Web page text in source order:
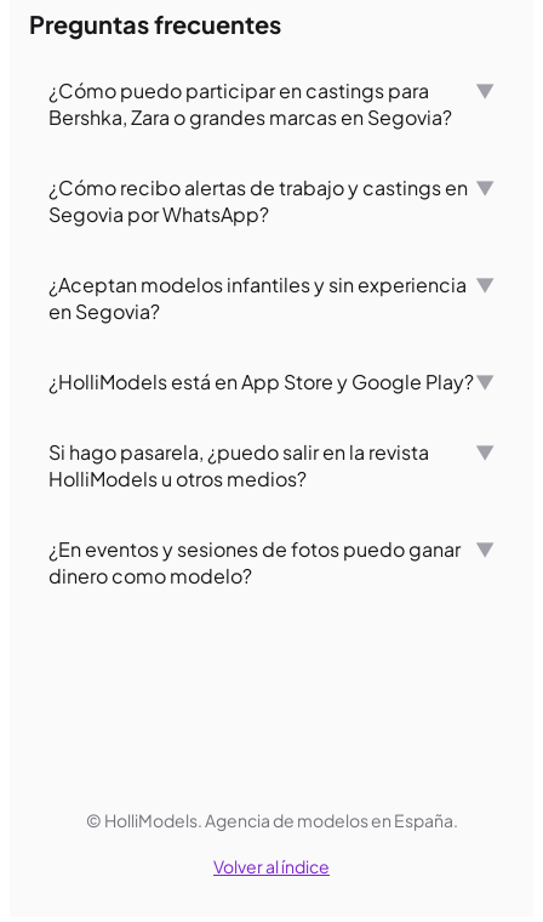
Preguntas frecuentes
¿Cómo puedo participar en castings para
Bershka, Zara o grandes marcas en Segovia?
▼
¿Cómo recibo alertas de trabajo y castings en
Segovia por WhatsApp?
▼
¿Aceptan modelos infantiles y sin experiencia
en Segovia?
▼
¿HolliModels está en App Store y Google Play?▼
Si hago pasarela, ¿puedo salir en la revista
HolliModels u otros medios?
▼
¿En eventos y sesiones de fotos puedo ganar
dinero como modelo?
▼
© HolliModels.Agencia de modelos en España.
Volver al índice